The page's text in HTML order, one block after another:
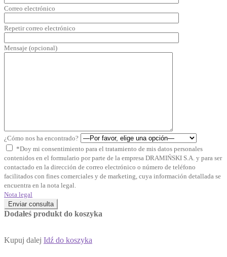
Correo electrónico
Repetir correo electrónico
Mensaje (opcional)
¿Cómo nos ha encontrado?
*Doy mi consentimiento para el tratamiento de mis datos personales
contenidos en el formulario por parte de la empresa DRAMIŃSKI S.A. y para ser
contactado en la dirección de correo electrónico o número de teléfono
facilitados con fines comerciales y de marketing, cuya información detallada se
encuentra en la nota legal.
Nota legal
Enviar consulta
Dodałeś produkt do koszyka
Kupuj dalej Idź do koszyka